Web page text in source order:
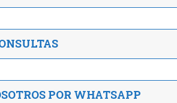
POR WHATSAPP